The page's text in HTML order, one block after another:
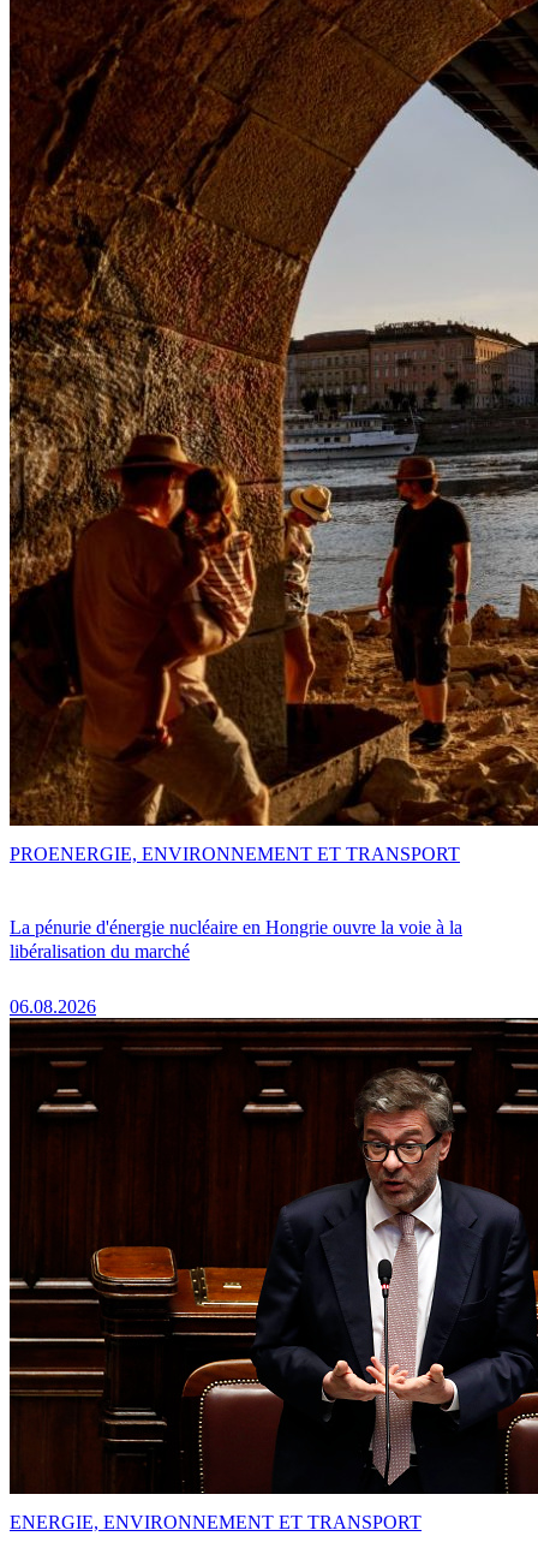
La pénurie d'énergie nucléaire en Hongrie ouvre la voie à la
libéralisation du marché
06.08.2026
PROENERGIE, ENVIRONNEMENT ET TRANSPORT
ENERGIE, ENVIRONNEMENT ET TRANSPORT